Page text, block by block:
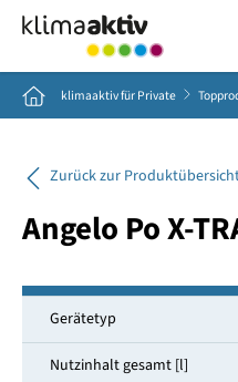
Home klimaaktiv für Private
Zurück zur
Angelo Po X-
Gerätetyp
Nutzinhalt gesamt [l]